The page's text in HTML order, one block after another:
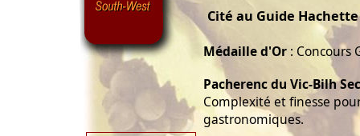
Cité au Guide Hachette
Médaille d'Or : Concours
Pacherenc du Vic-Bilh Sec
Complexité et finesse
gastronomiques.